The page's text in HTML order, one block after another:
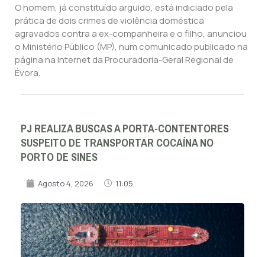
O homem, já constituído arguido, está indiciado pela
prática de dois crimes de violência doméstica
agravados contra a ex-companheira e o filho, anunciou
o Ministério Público (MP), num comunicado publicado na
página na Internet da Procuradoria-Geral Regional de
Évora.
PJ REALIZA BUSCAS A PORTA-CONTENTORES
SUSPEITO DE TRANSPORTAR COCAÍNA NO
PORTO DE SINES
Agosto 4, 2026 11:05